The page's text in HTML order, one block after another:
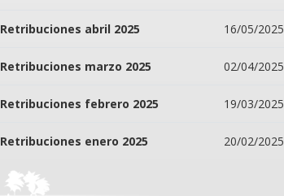
Retribuciones abril 2025 16/05/2025
Retribuciones marzo 2025 02/04/2025
Retribuciones febrero 2025 19/03/2025
Retribuciones enero 2025 20/02/2025